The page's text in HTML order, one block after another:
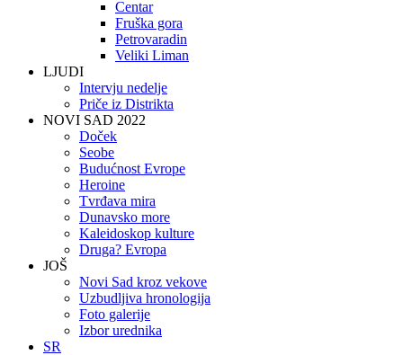
Centar
Fruška gora
Petrovaradin
Veliki Liman
LJUDI
Intervju nedelje
Priče iz Distrikta
NOVI SAD 2022
Doček
Seobe
Budućnost Evrope
Heroine
Tvrđava mira
Dunavsko more
Kaleidoskop kulture
Druga? Evropa
JOŠ
Novi Sad kroz vekove
Uzbudljiva hronologija
Foto galerije
Izbor urednika
SR